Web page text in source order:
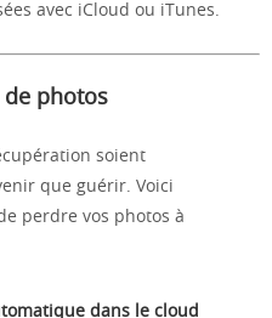
avec iCloud ou iTunes.
de photos
soient
que guérir. Voici
perdre vos photos à
dans le cloud